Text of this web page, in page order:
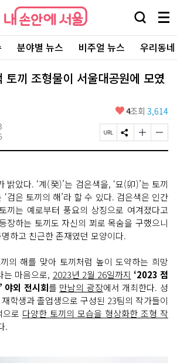
내
손
에
울
검
창
열
기
메
뉴
전
체
보
기
분야별 뉴스 비주얼 뉴스 우리동
토끼 조형물이 서울대공원에 모였
좋
요
4조회 3,614
페
이
L
복
사
S
N
유
하
기
글
자
게
변
경
하
기
글
자
작
게
변
경
하
기
밝았다. ‘계(癸)’는 검은색을, ‘묘(卯)’는 토끼
검은 토끼의 해’라 할 수 있다. 검은색은 인간
끼는 예로부터 풍요의 상징으로 여겨졌다고
장하는 토끼도 자신의 꾀로 목숨을 구했으니
하고 친근한 존재였던 모양이다.
의 해를 맞아 토끼처럼 높이 도약하는 희망
는 마음으로, 2023년 2월 26일까지 ‘2023 점
야외 전시회를 만남의 광장에서 개최한다. 성
학생과 졸업생으로 구성된 23팀의 작가들이
로 다양한 토끼의 모습을 형상화한 조형 작
.